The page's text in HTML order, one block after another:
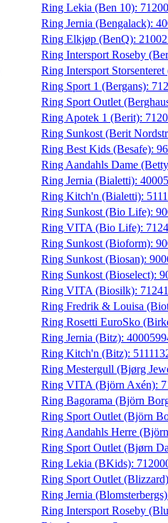
Ring Lekia (Ben 10):
Ring Jernia (Bengalack):
Ring Elkjøp (BenQ):
Ring Intersport Roseby
Ring Intersport Storsenteret
Ring Sport 1 (Bergans):
Ring Sport Outlet
Ring Apotek 1 (Berit):
Ring Sunkost (Berit
Ring Best Kids (Besafe):
Ring Aandahls Dame
Ring Jernia (Bialetti):
Ring Kitch'n (Bialetti):
Ring Sunkost (Bio Life):
Ring VITA (Bio Life):
Ring Sunkost (Bioform):
Ring Sunkost (Biosan):
Ring Sunkost (Bioselect):
Ring VITA (Biosilk):
Ring Fredrik & Louisa
Ring Rosetti EuroSko
Ring Jernia (Bitz):
Ring Kitch'n (Bitz):
Ring Mestergull (Bjørg
Ring VITA (Björn Axén):
Ring Bagorama (Björn
Ring Sport Outlet (Björn
Ring Aandahls Herre
Ring Sport Outlet (Bjørn
Ring Lekia (BKids):
Ring Sport Outlet
Ring Jernia
Ring Intersport Roseby